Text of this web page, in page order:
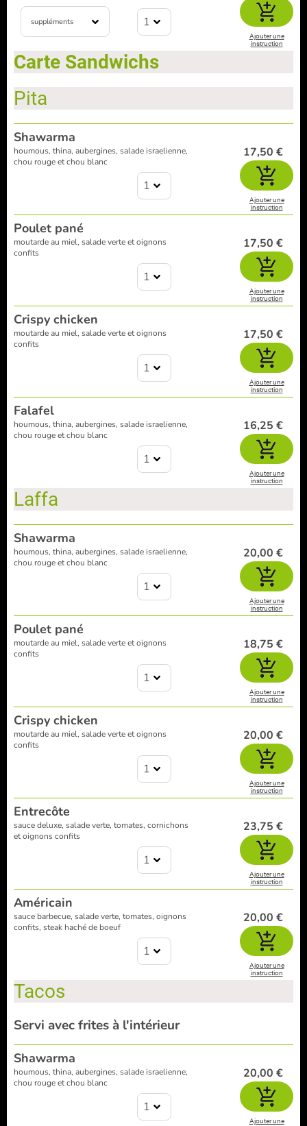
suppléments 1
Ajouter une
instruction
Carte Sandwichs
Pita
Shawarma
houmous, thina, aubergines, salade israelienne,
chou rouge et chou blanc
1
17,50 €
Ajouter une
instruction
Poulet pané
moutarde au miel, salade verte et oignons
confits
1
17,50 €
Ajouter une
instruction
Crispy chicken
moutarde au miel, salade verte et oignons
confits
1
17,50 €
Ajouter une
instruction
Falafel
houmous, thina, aubergines, salade israelienne,
chou rouge et chou blanc
1
16,25 €
Ajouter une
instruction
Laffa
Shawarma
houmous, thina, aubergines, salade israelienne,
chou rouge et chou blanc
1
20,00 €
Ajouter une
instruction
Poulet pané
moutarde au miel, salade verte et oignons
confits
1
18,75 €
Ajouter une
instruction
Crispy chicken
moutarde au miel, salade verte et oignons
confits
1
20,00 €
Ajouter une
instruction
Entrecôte
sauce deluxe, salade verte, tomates, cornichons
et oignons confits
1
23,75 €
Ajouter une
instruction
Américain
sauce barbecue, salade verte, tomates, oignons
confits, steak haché de boeuf
1
20,00 €
Ajouter une
instruction
Tacos
Servi avec frites à l'intérieur
Shawarma
houmous, thina, aubergines, salade israelienne,
chou rouge et chou blanc
1
20,00 €
Ajouter une